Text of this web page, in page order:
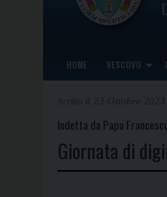
HOME VESCOVO
Indetta da Papa
Giornata di